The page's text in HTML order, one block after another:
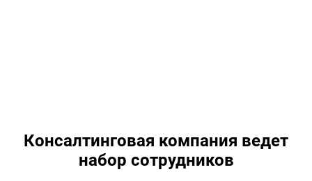
Консалтинговая компания ведет
набор сотрудников